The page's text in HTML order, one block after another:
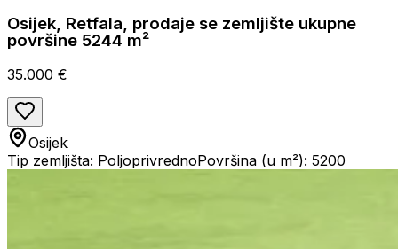
Osijek, Retfala, prodaje se zemljište ukupne
površine 5244 m²
35.000 €
Osijek
Tip zemljišta: PoljoprivrednoPovršina (u m²): 5200